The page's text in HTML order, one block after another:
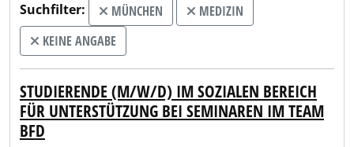
Suchfilter: MÜNCHEN
MEDIZIN
KEINE ANGABE
STUDIERENDE (M/W/D) IM SOZIALEN BEREICH
FÜR UNTERSTÜTZUNG BEI SEMINAREN IM TEAM
BFD